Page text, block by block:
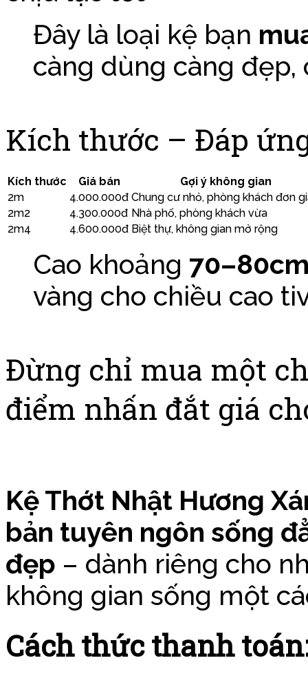
Đây là loại kệ bạn
càng dùng càng đẹp,
Kích thước – Đáp
Kích thước Giá bán
Gợi ý không gian
2m
4.000.000đ Chung cư nhỏ, phòng khách đơn
2m2
4.300.000đ Nhà phố, phòng khách vừa
2m4
4.600.000đ Biệt thự, không gian mở rộng
Cao khoảng
vàng cho chiều cao
Đừng chỉ mua một
điểm nhấn đắt giá
Kệ Thớt Nhật Hương
bản tuyên ngôn sống
đẹp – dành riêng cho
không gian sống một
Cách thức thanh